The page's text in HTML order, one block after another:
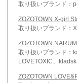
取り扱いブランド：
ZOZOTOWN X-girl
取り扱いブランド：
ZOZOTOWN
取り扱いブランド：
LOVETOXIC、
ZOZOTOWN